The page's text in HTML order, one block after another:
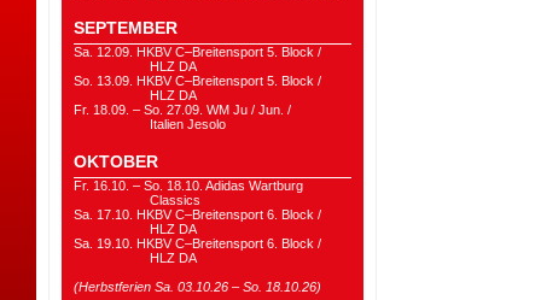
SEPTEMBER
Sa. 12.09. HKBV C–Breitensport 5. Block /
HLZ DA
So. 13.09. HKBV C–Breitensport 5. Block /
HLZ DA
Fr. 18.09. – So. 27.09. WM Ju / Jun. /
Italien Jesolo
OKTOBER
Fr. 16.10. – So. 18.10. Adidas Wartburg
Classics
Sa. 17.10. HKBV C–Breitensport 6. Block /
HLZ DA
Sa. 19.10. HKBV C–Breitensport 6. Block /
HLZ DA
(Herbstferien Sa. 03.10.26 – So. 18.10.26)